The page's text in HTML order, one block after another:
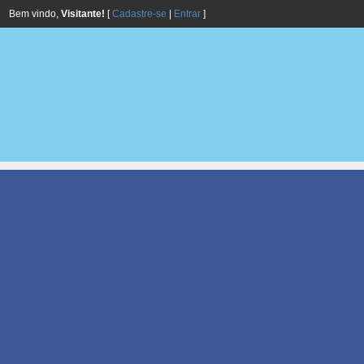
Bem vindo, Visitante! [Cadastre-se Entrar ]